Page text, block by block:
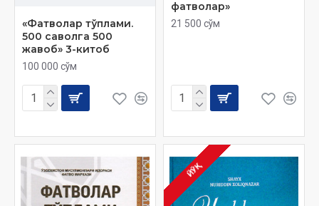
«Фатволар тўплами.
500 саволга 500
жавоб» 3-китоб
100 000 сўм
фатволар»
21 500 сўм
ЙЎҚ